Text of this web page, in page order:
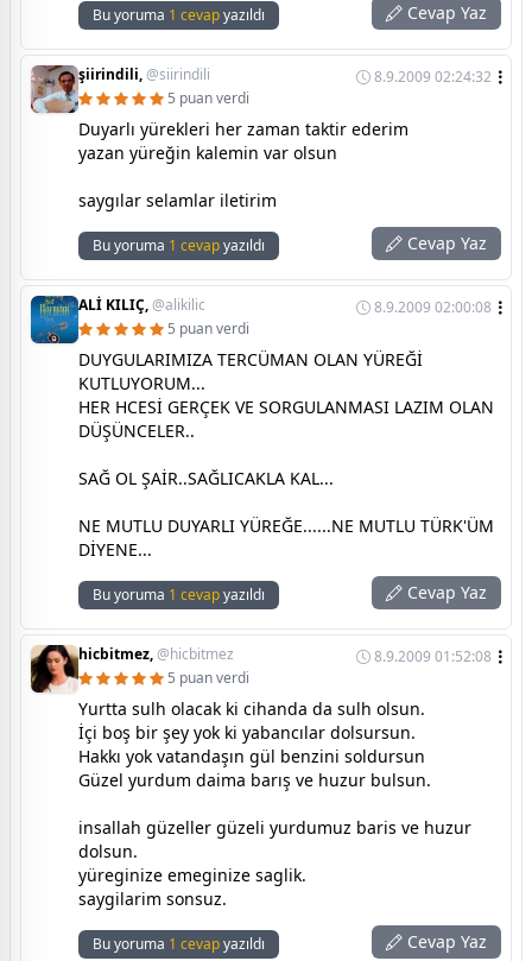
Bu yoruma 1 cevapyazıldı Cevap Yaz
şiirindili,@siirindili
8.9.2009 02:24:32
5 puan verdi
Duyarlı yürekleri her zaman taktir ederim
yazan yüreğin kalemin var olsun
saygılar selamlar iletirim
Bu yoruma 1 cevapyazıldı Cevap Yaz
ALİ KILIÇ,@alikilic
8.9.2009 02:00:08
5 puan verdi
DUYGULARIMIZA TERCÜMAN OLAN YÜREĞİ
KUTLUYORUM...
HER HCESİ GERÇEK VE SORGULANMASI LAZIM OLAN
DÜŞÜNCELER..
SAĞ OL ŞAİR..SAĞLICAKLA KAL...
NE MUTLU DUYARLI YÜREĞE......NE MUTLU TÜRK'ÜM
DİYENE...
Bu yoruma 1 cevapyazıldı Cevap Yaz
hicbitmez,@hicbitmez
8.9.2009 01:52:08
5 puan verdi
Yurtta sulh olacak ki cihanda da sulh olsun.
İçi boş bir şey yok ki yabancılar dolsursun.
Hakkı yok vatandaşın gül benzini soldursun
Güzel yurdum daima barış ve huzur bulsun.
insallah güzeller güzeli yurdumuz baris ve huzur
dolsun.
yüreginize emeginize saglik.
saygilarim sonsuz.
Bu yoruma 1 cevapyazıldı Cevap Yaz